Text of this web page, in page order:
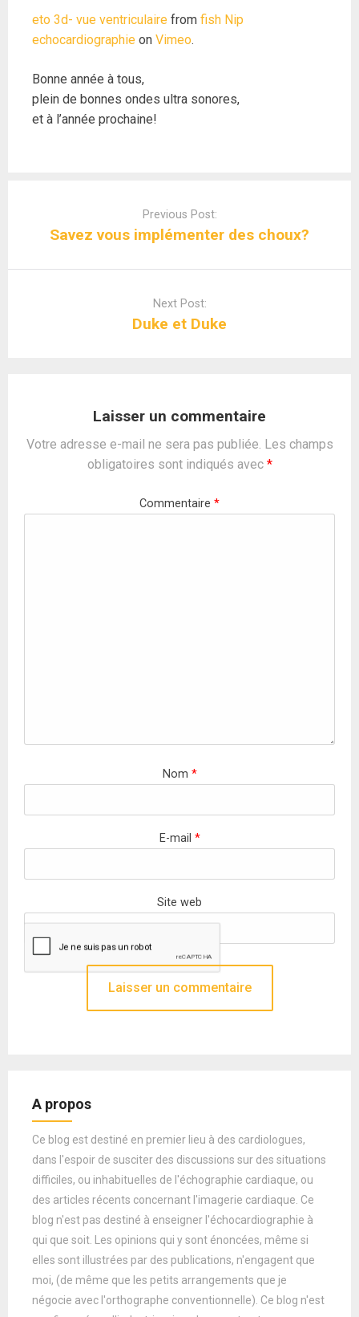
eto 3d- vue ventriculaire from fish Nip
echocardiographie on Vimeo.
Bonne année à tous,
plein de bonnes ondes ultra sonores,
et à l’année prochaine!
Previous Post:
Savez vous implémenter des choux?
Next Post:
Duke et Duke
Laisser un commentaire
Votre adresse e-mail ne sera pas publiée. Les champs
obligatoires sont indiqués avec *
Commentaire *
Nom *
E-mail *
Site web
A propos
Ce blog est destiné en premier lieu à des cardiologues,
dans l'espoir de susciter des discussions sur des situations
difficiles, ou inhabituelles de l'échographie cardiaque, ou
des articles récents concernant l'imagerie cardiaque. Ce
blog n'est pas destiné à enseigner l'échocardiographie à
qui que soit. Les opinions qui y sont énoncées, même si
elles sont illustrées par des publications, n'engagent que
moi, (de même que les petits arrangements que je
négocie avec l'orthographe conventionnelle). Ce blog n'est